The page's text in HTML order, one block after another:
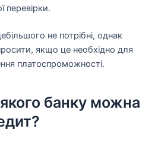
перевірки.
не потрібні, однак
якщо це необхідно для
платоспроможності.
банку можна